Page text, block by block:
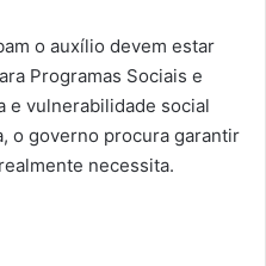
o auxílio devem estar
Programas Sociais e
e vulnerabilidade social
o governo procura garantir
necessita.